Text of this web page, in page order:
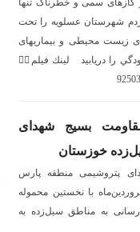
گازهای سمی و خطرناک تنها
شهرستان عسلويه را تحت
زیست محیطی و بیماریهای
را دريابيد لينك فيلم👇🏻
بسیج شهدای
خوزستان
پتروشیمی منطقه پارس
با نخستین محموله
به مناطق سیل‌زده به